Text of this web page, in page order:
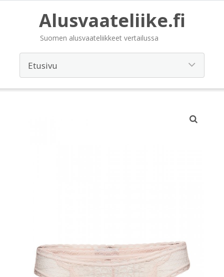
Alusvaateliike.fi
Suomen alusvaateliikkeet vertailussa